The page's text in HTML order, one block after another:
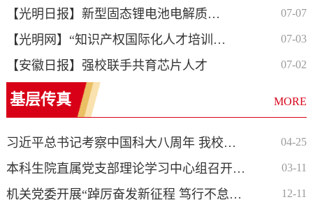
【光明日报】新型固态锂电池电解质问世 07-07
【光明网】“知识产权国际化人才培训班”开班 07-03
【安徽日报】强校联手共育芯片人才 07-02
基层传真 MORE
习近平总书记考察中国科大八周年 我校举办“循迹溯源—牢记教导... 04-25
本科生院直属党支部理论学习中心组召开2024年度第一次集中学习会 03-11
机关党委开展“踔厉奋发新征程 笃行不怠向未来”——参观安徽省科... 12-11